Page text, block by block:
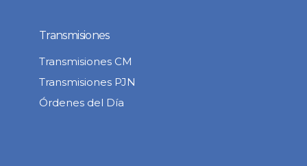
Transmisiones
Transmisiones CM
Transmisiones PJN
Órdenes del Día